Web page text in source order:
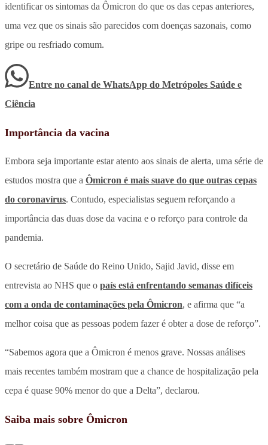
identificar os sintomas da Ômicron do que os das cepas anteriores,
uma vez que os sinais são parecidos com doenças sazonais, como
gripe ou resfriado comum.
Entre no canal de WhatsApp do Metrópoles Saúde e
Ciência
Importância da vacina
Embora seja importante estar atento aos sinais de alerta, uma série de
estudos mostra que a Ômicron é mais suave do que outras cepas
do coronavírus. Contudo, especialistas seguem reforçando a
importância das duas dose da vacina e o reforço para controle da
pandemia.
O secretário de Saúde do Reino Unido, Sajid Javid, disse em
entrevista ao NHS que o país está enfrentando semanas difíceis
com a onda de contaminações pela Ômicron, e afirma que “a
melhor coisa que as pessoas podem fazer é obter a dose de reforço”.
“Sabemos agora que a Ômicron é menos grave. Nossas análises
mais recentes também mostram que a chance de hospitalização pela
cepa é quase 90% menor do que a Delta”, declarou.
Saiba mais sobre Ômicron